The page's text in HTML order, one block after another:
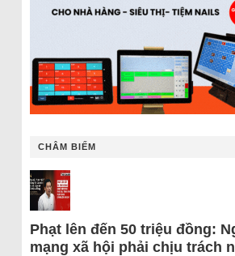
CHÂM BIẾM
Phạt lên đến 50 triệu đồng:
mạng xã hội phải chịu trách